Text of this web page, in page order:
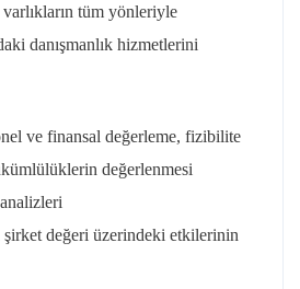
tüm yönleriyle
danışmanlık hizmetlerini
ve finansal değerleme, fizibilite
değerlenmesi
şirket değeri üzerindeki etkilerinin